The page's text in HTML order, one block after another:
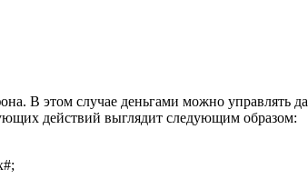
В этом случае деньгами можно управлять
действий выглядит следующим образом: